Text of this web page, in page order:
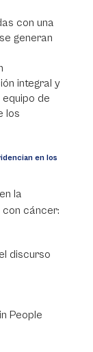
con una
generan
integral y
de
los
en los
la
cáncer:
discurso
People